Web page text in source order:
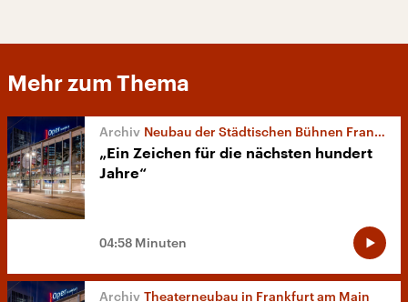
Mehr zum Thema
Neubau der Städtischen Bühnen Frankfurt
„Ein Zeichen für die nächsten hundert
Jahre“
04:58 Minuten
Theaterneubau in Frankfurt am Main